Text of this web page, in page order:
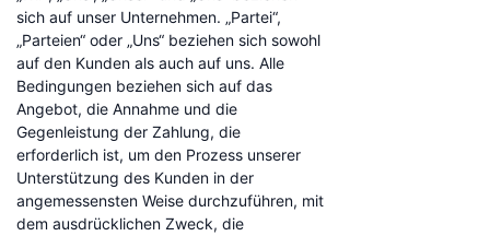
sich auf unser Unternehmen. „Partei“,
„Parteien“ oder „Uns“ beziehen sich sowohl
auf den Kunden als auch auf uns. Alle
Bedingungen beziehen sich auf das
Angebot, die Annahme und die
Gegenleistung der Zahlung, die
erforderlich ist, um den Prozess unserer
Unterstützung des Kunden in der
angemessensten Weise durchzuführen, mit
dem ausdrücklichen Zweck, die